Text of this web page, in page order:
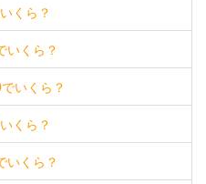
くら？
いくら？
いくら？
くら？
いくら？